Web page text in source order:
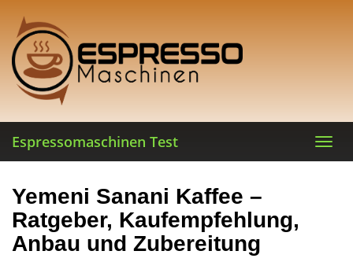
main
content
Espressomaschinen Test
Yemeni Sanani Kaffee –
Ratgeber, Kaufempfehlung,
Anbau und Zubereitung